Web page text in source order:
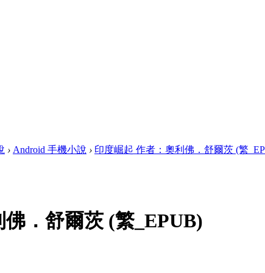
› Android 手機小說 › 印度崛起 作者：奧利佛．舒爾茨 (繁
．舒爾茨 (繁_EPUB)